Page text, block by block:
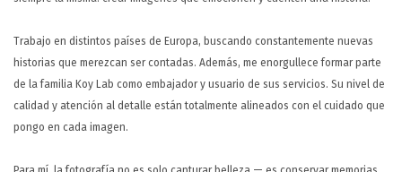
Trabajo en distintos países de Europa, buscando constantemente nuevas
historias que merezcan ser contadas. Además, me enorgullece formar parte
de la familia Koy Lab como embajador y usuario de sus servicios. Su nivel de
calidad y atención al detalle están totalmente alineados con el cuidado que
pongo en cada imagen.